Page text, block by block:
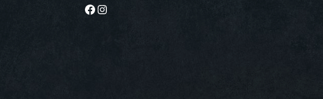
Facebook Instagram